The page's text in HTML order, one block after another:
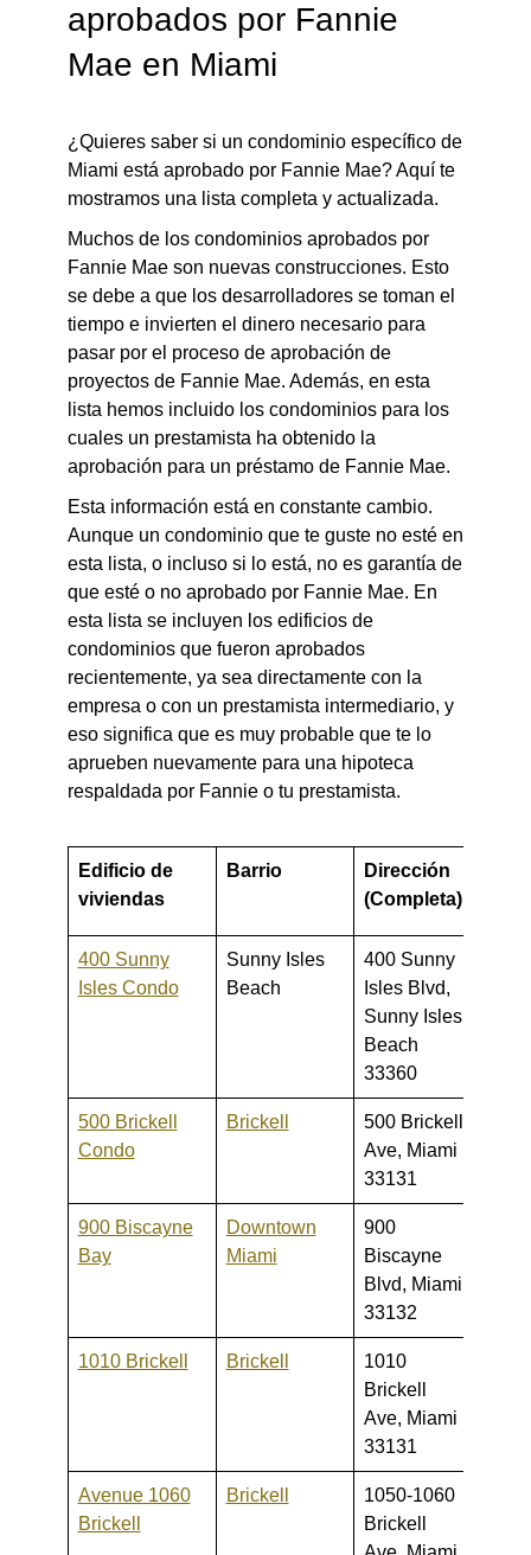
aprobados por Fannie
Mae en Miami
¿Quieres saber si un condominio específico de
Miami está aprobado por Fannie Mae? Aquí te
mostramos una lista completa y actualizada.
Muchos de los condominios aprobados por
Fannie Mae son nuevas construcciones. Esto
se debe a que los desarrolladores se toman el
tiempo e invierten el dinero necesario para
pasar por el proceso de aprobación de
proyectos de Fannie Mae. Además, en esta
lista hemos incluido los condominios para los
cuales un prestamista ha obtenido la
aprobación para un préstamo de Fannie Mae.
Esta información está en constante cambio.
Aunque un condominio que te guste no esté en
esta lista, o incluso si lo está, no es garantía de
que esté o no aprobado por Fannie Mae. En
esta lista se incluyen los edificios de
condominios que fueron aprobados
recientemente, ya sea directamente con la
empresa o con un prestamista intermediario, y
eso significa que es muy probable que te lo
aprueben nuevamente para una hipoteca
respaldada por Fannie o tu prestamista.
Edificio de
viviendas
Barrio
Dirección
(Completa)
400 Sunny
Isles Condo
Sunny Isles
Beach
400 Sunny
Isles Blvd,
Sunny Isles
Beach
33360
500 Brickell
Condo
Brickell
500 Brickell
Ave, Miami
33131
900 Biscayne
Bay
Downtown
Miami
900
Biscayne
Blvd, Miami
33132
1010 Brickell Brickell
1010
Brickell
Ave, Miami
33131
Avenue 1060
Brickell
Brickell
1050-1060
Brickell